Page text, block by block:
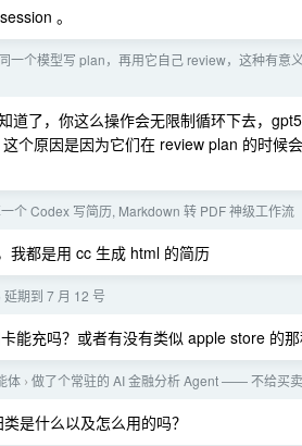
。
一个模型写 plan，再用它自己 review，这种有意
道了，你这么操作会无限制循环下去，
个原因是因为它们在 review plan 的时候
个 Codex 写简历, Markdown 转 PDF 神级工作流
我都是用 cc 生成 html 的简历
延期到 7 月 12 号
能充吗？或者有没有类似 apple store 的
体 › 做了个常驻的 AI 金融分析 Agent —— 不给买
是什么以及怎么用的吗？